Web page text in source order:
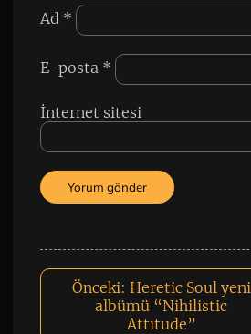
Ad *
E-posta *
İnternet sitesi
Önceki: Heretic Soul yeni
albümü “Nihilistic
Attıtude”